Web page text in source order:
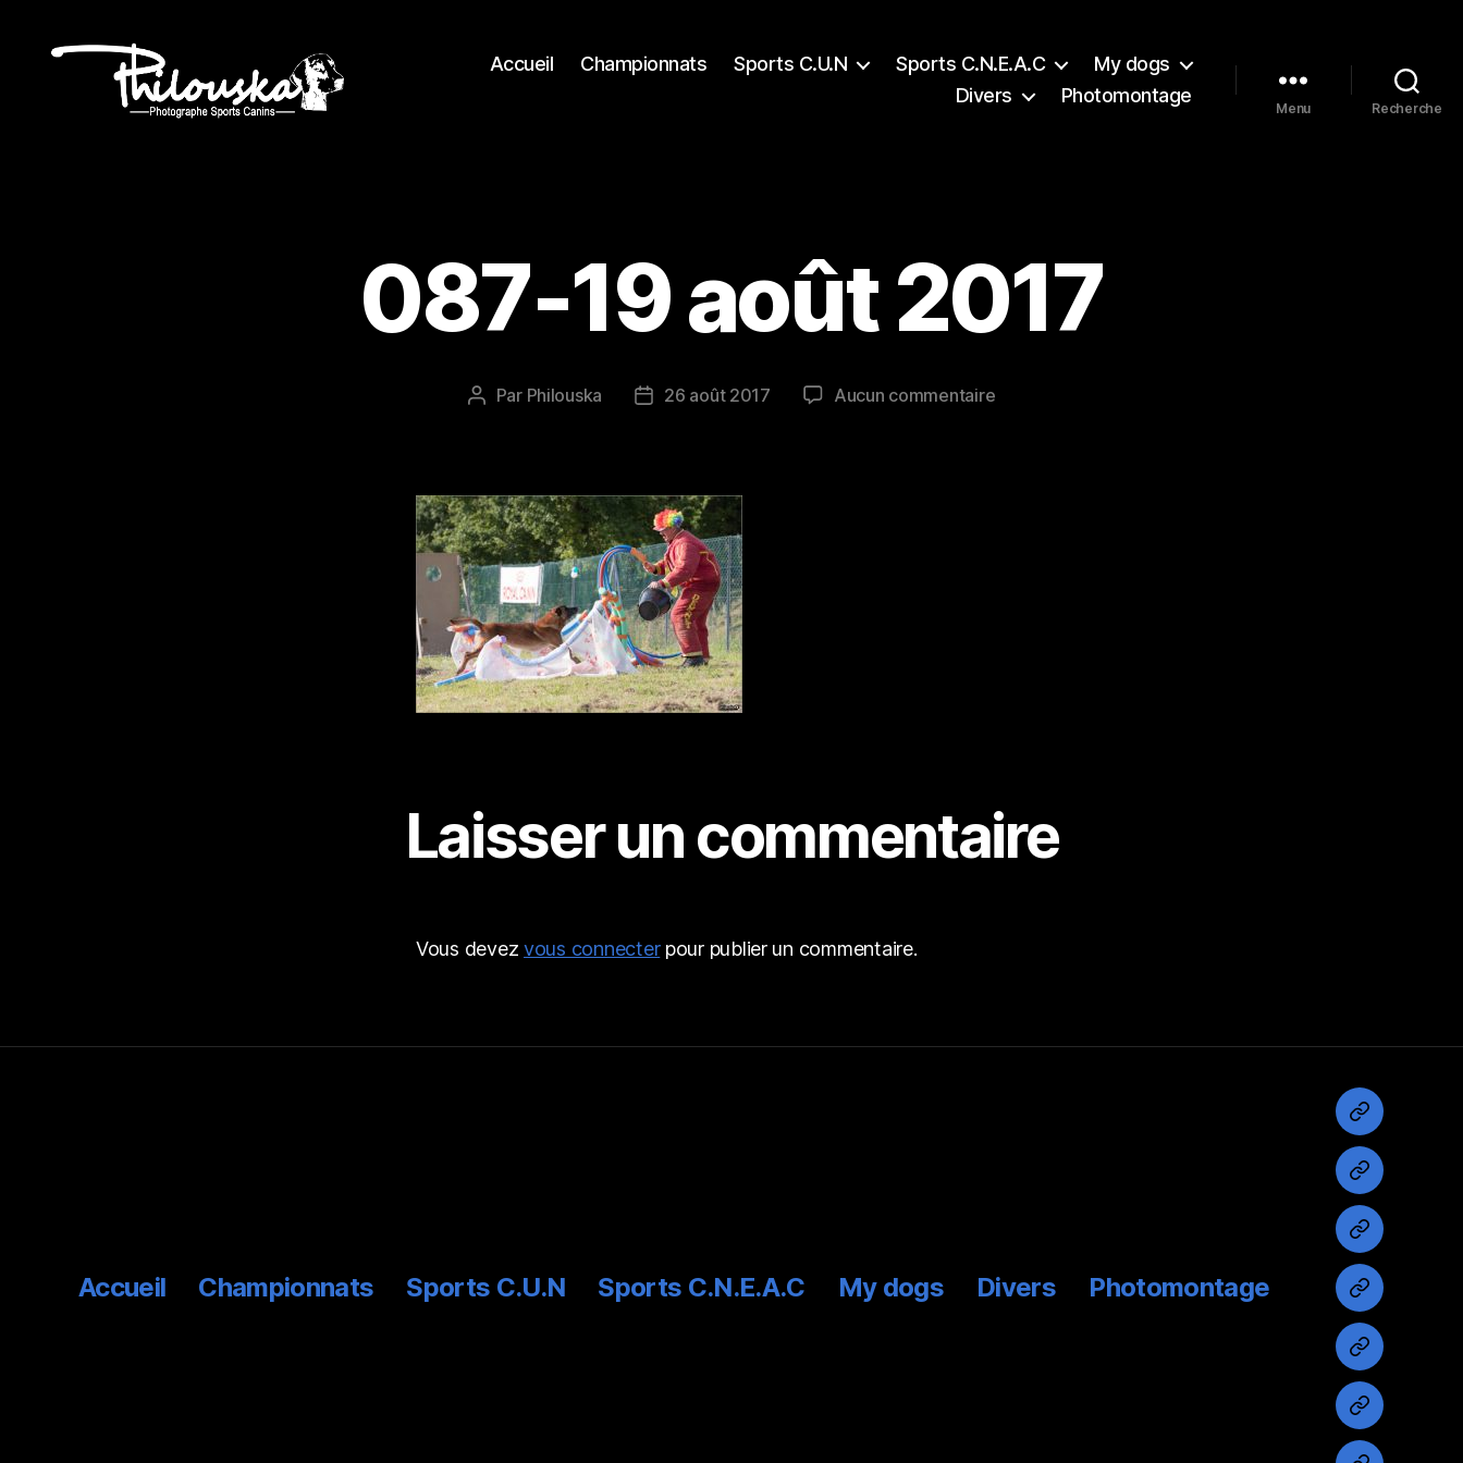
Accueil Championnats Sports C.U.N Sports C.N.E.A.C
My dogs
Divers
Photomontage
Menu Recherche
087-19 août 2017
Auteur
Par Philouska
Date26 août 2017 Aucun commentairesur
Laisser un commentaire
Vous devezvous connecterpour publier un commentaire.
Accueil Championnats Sports C.U.N Sports C.N.E.A.C My dogs Divers Photomontage
Accueil
Sports
C.U.N
Sports
C.N.E.A.C
My
dogs
Divers